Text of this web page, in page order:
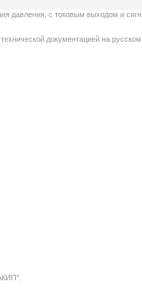
давления, с токовым выходом и
документацией на